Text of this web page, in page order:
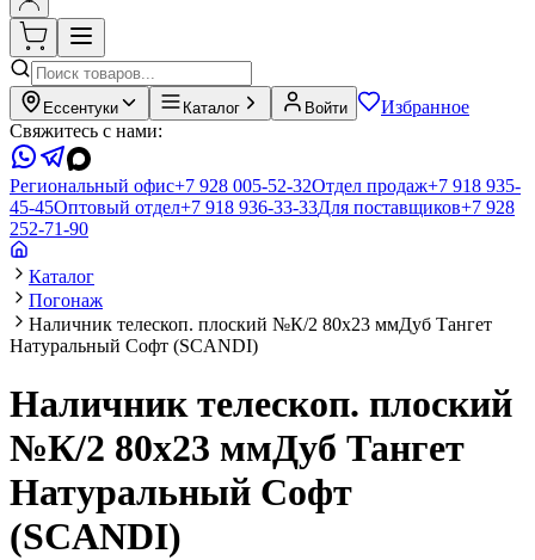
Ессентуки Каталог Войти
Избранное
Свяжитесь с нами:
Региональный офис+7 928 005-52-32Отдел продаж+7 918 935-
45-45Оптовый отдел+7 918 936-33-33Для поставщиков+7 928
252-71-90
Каталог
Погонаж
Наличник телескоп. плоский №К/2 80х23 ммДуб Тангет
Натуральный Софт (SCANDI)
Наличник телескоп. плоский
№К/2 80х23 ммДуб Тангет
Натуральный Софт
(SCANDI)